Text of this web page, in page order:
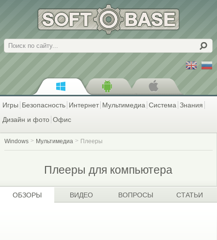
Поиск
Игры Безопасность Интернет Мультимедиа Система Знания
Дизайн и фото Офис
Windows Мультимедиа Плееры
Плееры для компьютера
ОБЗОРЫ ВИДЕО ВОПРОСЫ СТАТЬИ